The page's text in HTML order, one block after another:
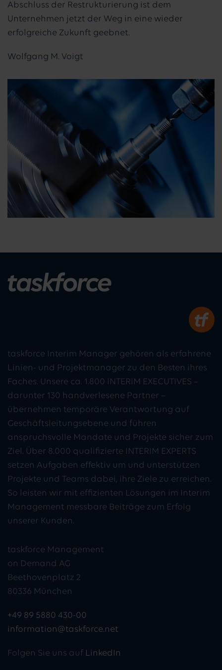
Abschluss der Restrukturierung ist dem
Unternehmen jetzt der Weg in eine wieder
erfolgreiche Zukunft geebnet.
Wolfgang M. Voigt
taskforce Interim Manager gehören als erfahrene
Linien- und Projektmanager zu den Besten ihres
Faches. Unsere ca. 1.800 INTERIM EXECUTIVES –
darunter 130 handverlesene Partner –
übernehmen temporäre Verantwortung auf
Geschäftsleitungsebene und führen
anspruchsvolle Mandate und Projekte sicher zum
Ziel. Über 8.000 qualifizierte INTERIM EXPERTS
setzen Aufgaben effektiv um und unterstützen
Projekte und Teams dabei, ihre Ziele zu erreichen.
So leisten wir mit effizienten Lösungen im Interim
Management messbare Beiträge zum Erfolg
unserer Kunden.
taskforce Management
on Demand AG
Beethovenplatz 2
80336 München
+49 89 5880 430-00
information@taskforce.net
Folgen Sie uns auf LinkedIn